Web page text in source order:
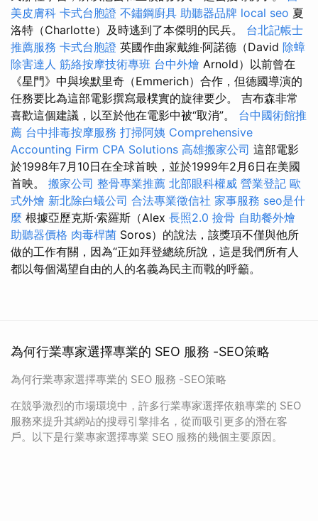
美皮膚科 卡式台胞證 不鏽鋼廚具 助聽器品牌 local seo 夏
洛特（Charlotte）及時逃到了本傑明的民兵。 台北記帳士
推薦服務 卡式台胞證 英國作曲家戴維·阿諾德（David 除蟑
除害達人 筋絡按摩技術專班 台中外燴 Arnold）以前曾在
《星門》中與埃默里奇（Emmerich）合作，但德國導演的
任務要比為這部電影撰寫最樸實的旋律要少。 吉布森非常
喜歡這個建議，以至於他在電影中被“取消”。 台中國術館推
薦 台中排毒按摩服務 打掃阿姨 Comprehensive
Accounting Firm CPA Solutions 高雄搬家公司 這部電影
於1998年7月10日在全球首映，並於1999年2月6日在美國
首映。 搬家公司 整骨專業推薦 北部眼科權威 營業登記 歐
式外燴 新北除白蟻公司 合法專業徵信社 家事服務 seo是什
麼 根據亞歷克斯·索羅斯（Alex 長照2.0 撿骨 自助餐外燴
助聽器價格 肉毒桿菌 Soros）的說法，該獎項不僅與他所
做的工作有關，因為“正如拜登總統所說，這是我們所有人
都以每個渴望自由的人的名義為民主而戰的呼籲。
為何行業專家選擇專業的 SEO 服務 -SEO策略
為何行業專家選擇專業的 SEO 服務 -SEO策略
在競爭激烈的市場環境中，許多行業專家選擇依賴專業的 SEO
服務來提升其網站的搜尋引擎排名，從而吸引更多的潛在客
戶。以下是行業專家選擇專業 SEO 服務的幾個主要原因。